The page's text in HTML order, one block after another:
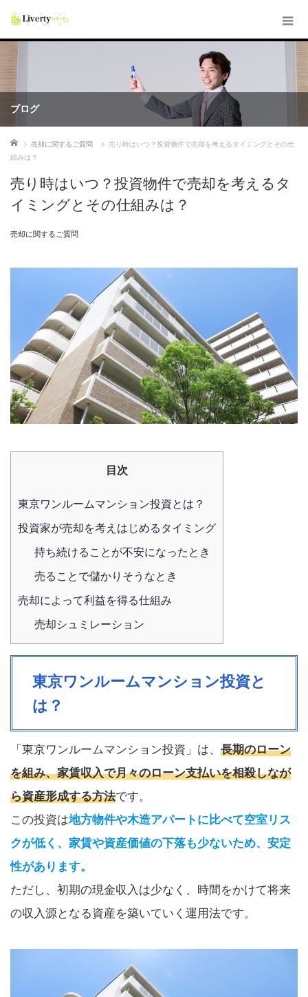
ブログ
ホーム 売却に関するご質問
売り時はいつ？投資物件で売却を考えるタイミングとその仕
組みは？
売り時はいつ？投資物件で売却を考えるタ
イミングとその仕組みは？
売却に関するご質問
目次
東京ワンルームマンション投資とは？
投資家が売却を考えはじめるタイミング
持ち続けることが不安になったとき
売ることで儲かりそうなとき
売却によって利益を得る仕組み
売却シュミレーション
東京ワンルームマンション投資と
は？
「東京ワンルームマンション投資」は、 長期のローン
を組み、家賃収入で月々のローン支払いを相殺しなが
ら資産形成する方法です。
この投資は地方物件や木造アパートに比べて空室リス
クが低く、家賃や資産価値の下落も少ないため、安定
性があります。
ただし、初期の現金収入は少なく、時間をかけて将来
の収入源となる資産を築いていく運用法です。